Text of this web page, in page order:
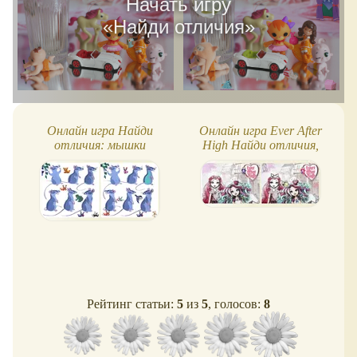
«Найди отличия»
Онлайн игра Найди
отличия: мышки
Онлайн игра Ever After
High Найди отличия,
Рейтинг статьи: 5 из 5, голосов: 8